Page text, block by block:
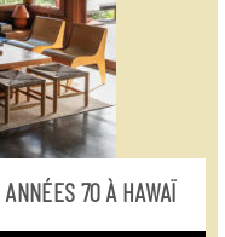
70 À HAWAÏ